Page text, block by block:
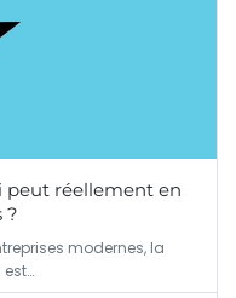
peut réellement en
?
modernes, la